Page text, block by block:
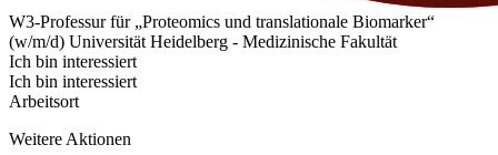
W3-Professur für „Proteomics und translationale Biomarker“
(w/m/d) Universität Heidelberg - Medizinische Fakultät
Ich bin interessiert
Ich bin interessiert
Arbeitsort
Weitere Aktionen